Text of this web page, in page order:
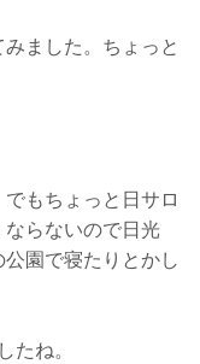
ました。ちょっと
もちょっと日サロ
らないので日光
園で寝たりとかし
たね。